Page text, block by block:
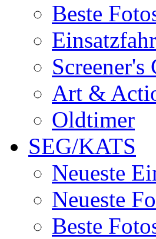
Beste
Screener's
Art &
Oldtimer
SEG/KATS
Neueste
Neueste
Beste